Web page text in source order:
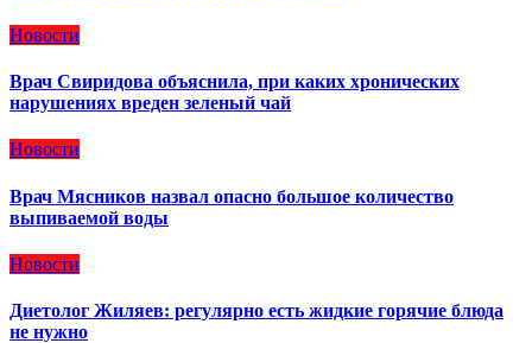
Новости
Врач Свиридова объяснила, при каких хронических
нарушениях вреден зеленый чай
Новости
Врач Мясников назвал опасно большое количество
выпиваемой воды
Новости
Диетолог Жиляев: регулярно есть жидкие горячие блюда
не нужно